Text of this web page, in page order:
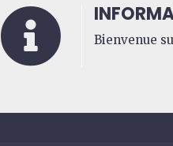
 Bienvenue